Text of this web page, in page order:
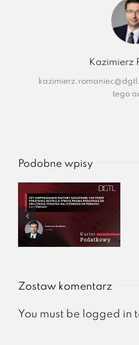
Kazimierz
tego
Podobne wpisy
Zostaw komentarz
You must be logged in